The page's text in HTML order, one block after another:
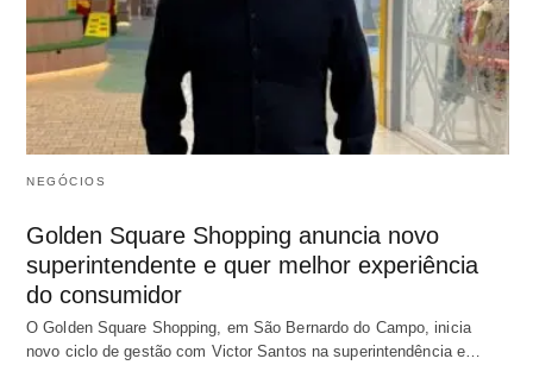
NEGÓCIOS
Golden Square Shopping anuncia novo
superintendente e quer melhor experiência
do consumidor
O Golden Square Shopping, em São Bernardo do Campo, inicia
novo ciclo de gestão com Victor Santos na superintendência e…